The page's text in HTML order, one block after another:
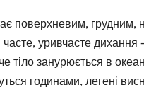
поверхневим, грудним,
часте, уривчасте
тіло занурюється в
годинами, легені